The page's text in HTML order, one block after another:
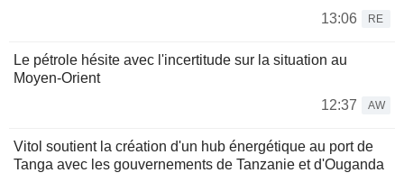
13:06
RE
Le pétrole hésite avec l'incertitude sur la situation au
Moyen-Orient
12:37
AW
Vitol soutient la création d'un hub énergétique au port de
Tanga avec les gouvernements de Tanzanie et d'Ouganda